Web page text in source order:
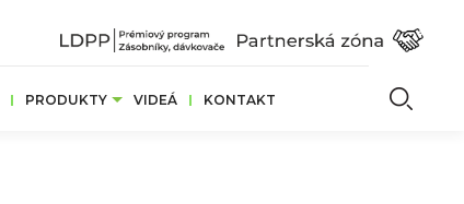
PRODUKTY VIDEÁ KONTAKT